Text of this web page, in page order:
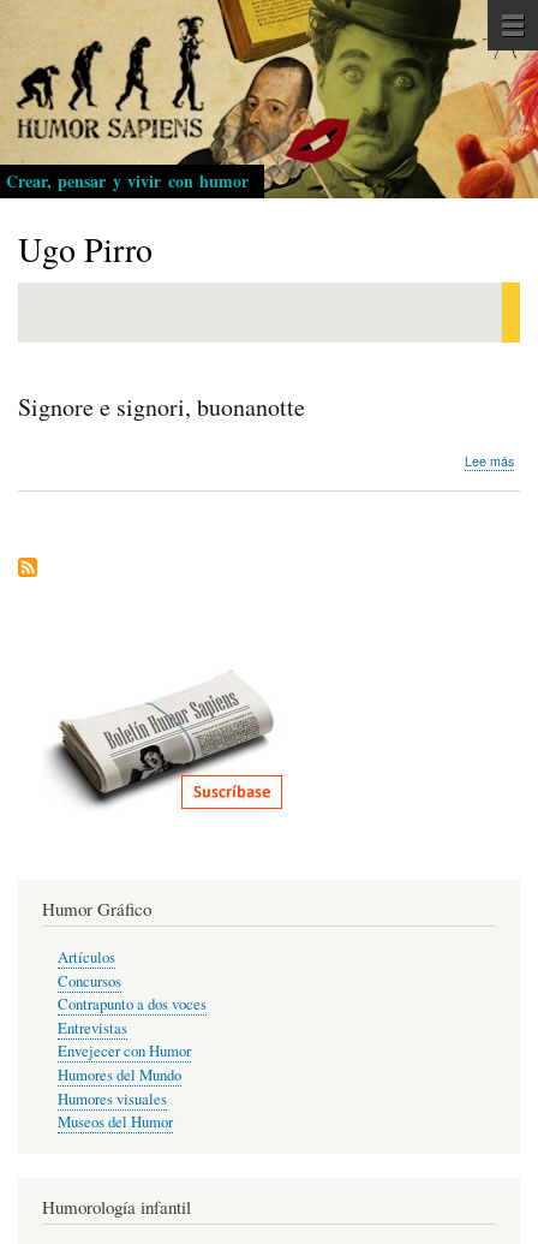
Pasar
al
contenido
principal
Crear, pensar y vivir con humor
Ugo Pirro
Signore e signori, buonanotte
Lee más
Humor Gráfico
Artículos
Concursos
Contrapunto a dos voces
Entrevistas
Envejecer con Humor
Humores del Mundo
Humores visuales
Museos del Humor
Humorología infantil